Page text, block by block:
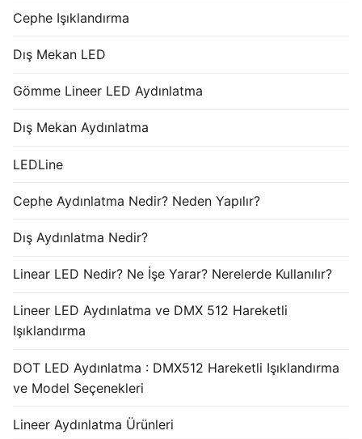
Cephe Işıklandırma
Dış Mekan LED
Gömme Lineer LED Aydınlatma
Dış Mekan Aydınlatma
LEDLine
Cephe Aydınlatma Nedir? Neden Yapılır?
Dış Aydınlatma Nedir?
Linear LED Nedir? Ne İşe Yarar? Nerelerde Kullanılır?
Lineer LED Aydınlatma ve DMX 512 Hareketli
Işıklandırma
DOT LED Aydınlatma : DMX512 Hareketli Işıklandırma
ve Model Seçenekleri
Lineer Aydınlatma Ürünleri